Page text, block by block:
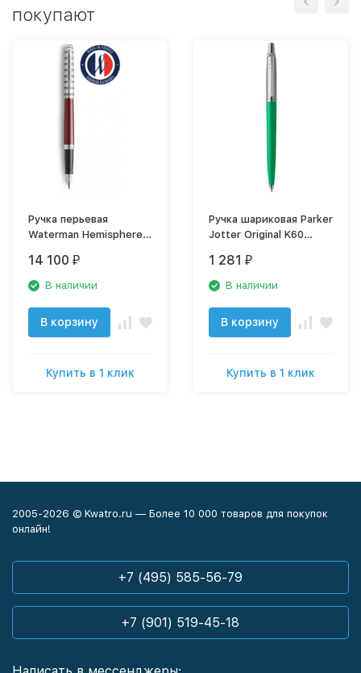
покупают
Ручка перьевая
Waterman Hemisphere
Marine Red F перо
сталь нержавеющая
14 100 ₽
В наличии
В корзину
Купить в 1 клик
Ручка шариковая Parker
Jotter Original K60
синие чернила
подар.кор.
1 281 ₽
В наличии
В корзину
Купить в 1 клик
2005-2026 © Kwatro.ru — Более 10 000 товаров для покупок
онлайн!
+7 (495) 585-56-79
+7 (901) 519-45-18